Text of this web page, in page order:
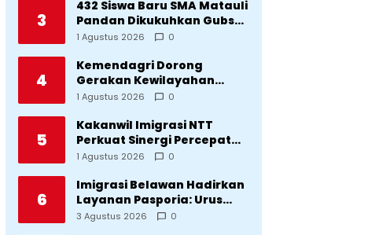
Bencana
3
432 Siswa Baru SMA Matauli
Pandan Dikukuhkan Gubsu:
32 Tahun Matauli Cetak
1 Agustus 2026 0
4
Kemendagri Dorong
Gerakan Kewilayahan
Lawan Tuberkulosis
1 Agustus 2026 0
5
Kakanwil Imigrasi NTT
Perkuat Sinergi Percepat
Pembentukan Kantor
1 Agustus 2026 0
6
Imigrasi Belawan Hadirkan
Layanan Pasporia: Urus
Paspor di Hari Libur
3 Agustus 2026 0